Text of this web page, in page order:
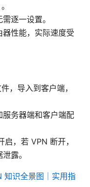
逐一设置。
性能，实际速度受
，导入到客户端，
务器端和客户端配
，若 VPN 断开，
露。
知识全景图｜实用指